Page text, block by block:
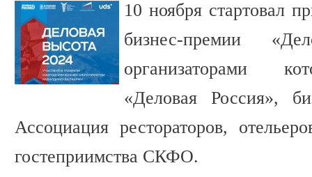
10 ноября стартовал
бизнес-премии
организаторами
«Деловая Россия»,
Ассоциация рестораторов,
гостеприимства СКФО.